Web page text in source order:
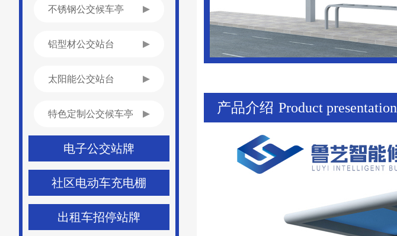
不锈钢公交候车亭
铝型材公交站台
太阳能公交站台
特色定制公交候车亭
电子公交站牌
社区电动车充电棚
出租车招停站牌
产品介绍 Product presentation